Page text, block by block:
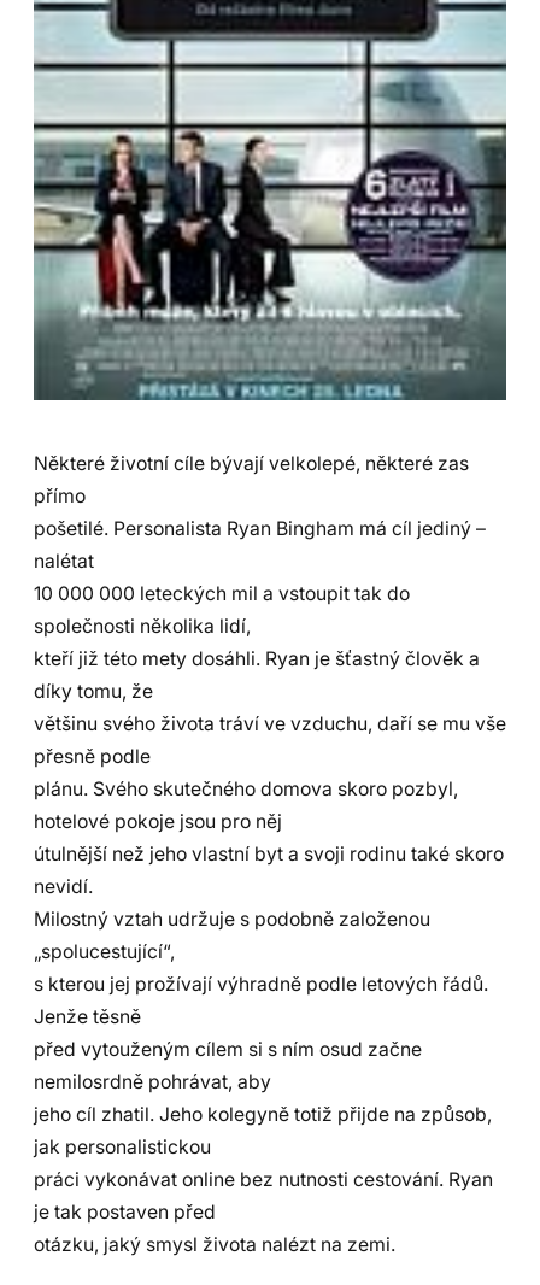
Některé životní cíle bývají velkolepé, některé zas
přímo
pošetilé. Personalista Ryan Bingham má cíl jediný –
nalétat
10 000 000 leteckých mil a vstoupit tak do
společnosti několika lidí,
kteří již této mety dosáhli. Ryan je šťastný člověk a
díky tomu, že
většinu svého života tráví ve vzduchu, daří se mu vše
přesně podle
plánu. Svého skutečného domova skoro pozbyl,
hotelové pokoje jsou pro něj
útulnější než jeho vlastní byt a svoji rodinu také skoro
nevidí.
Milostný vztah udržuje s podobně založenou
„spolucestující“,
s kterou jej prožívají výhradně podle letových řádů.
Jenže těsně
před vytouženým cílem si s ním osud začne
nemilosrdně pohrávat, aby
jeho cíl zhatil. Jeho kolegyně totiž přijde na způsob,
jak personalistickou
práci vykonávat online bez nutnosti cestování. Ryan
je tak postaven před
otázku, jaký smysl života nalézt na zemi.